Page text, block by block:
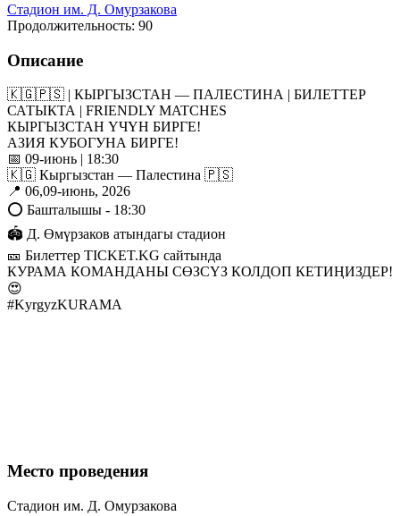
Стадион им. Д. Омурзакова
Продолжительность: 90
Описание
🇰🇬🇵🇸 | КЫРГЫЗСТАН — ПАЛЕСТИНА | БИЛЕТТЕР
САТЫКТА | FRIENDLY MATCHES
КЫРГЫЗСТАН ҮЧҮН БИРГЕ!
АЗИЯ КУБОГУНА БИРГЕ!
📅 09-июнь | 18:30
🇰🇬 Кыргызстан — Палестина 🇵🇸
📍 06,09-июнь, 2026
⭕️ Башталышы - 18:30
🏟️ Д. Өмүрзаков атындагы стадион
🎫 Билеттер TICKET.KG сайтында
КУРАМА КОМАНДАНЫ СӨЗСҮЗ КОЛДОП КЕТИҢИЗДЕР!
😍
#KyrgyzKURAMA
Место проведения
Стадион им. Д. Омурзакова